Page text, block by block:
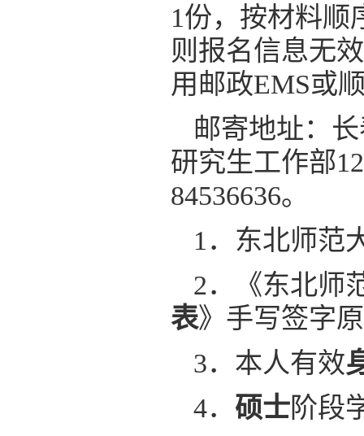
1份，按材料顺
则报名信息无
用邮政EMS或
邮寄地址：
研究生工作部
84536636。
1．东北师范
2．《东北师
表》手写签字
3．本人有效
4． 硕士阶段